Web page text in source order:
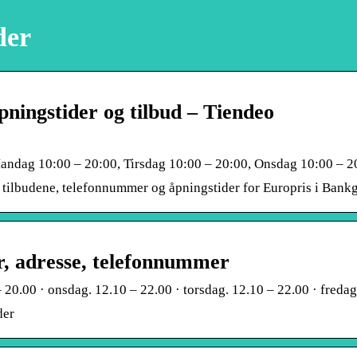
og tilbud – Tiendeo
10:00 – 20:00, Tirsdag 10:00 – 20:00, Onsdag 10:00 –
telefonnummer og åpningstider for Europris i
adresse, telefonnummer
· onsdag. 12.10 – 22.00 · torsdag. 12.10 – 22.00 ·